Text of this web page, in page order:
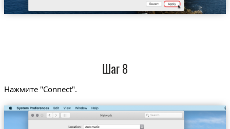
Шаг 8
Нажмите "Connect".